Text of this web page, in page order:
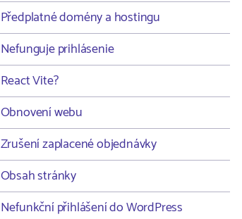
Předplatné domény a hostingu
Nefunguje prihlásenie
React Vite?
Obnovení webu
Zrušení zaplacené objednávky
Obsah stránky
Nefunkční přihlášení do WordPress